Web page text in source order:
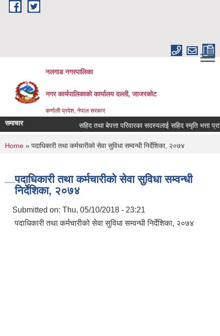
Skip to main content
नलगाड नगरपालिका
नगर कार्यपालिकाको कार्यालय दल्ली, जाजरकाेट
कर्णाली प्रदेश, नेपाल सरकार
समाचार सहिद तथा बेपत्ता परिवारका सदस्यलाई सहिद स्मृति भत्ता
You are here
Home » पदाधिकारी तथा कर्मचारीको सेवा सुविधा सम्वन्धी निर्देशिका, २०७४
पदाधिकारी तथा कर्मचारीको सेवा सुविधा सम्वन्धी
निर्देशिका, २०७४
Submitted on: Thu, 05/10/2018 - 23:21
पदाधिकारी तथा कर्मचारीको सेवा सुविधा सम्वन्धी निर्देशिका, २०७४